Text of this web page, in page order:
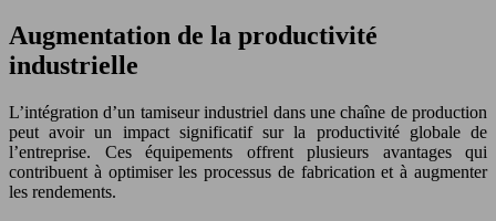
Augmentation de la productivité
industrielle
L’intégration d’un tamiseur industriel dans une chaîne de production
peut avoir un impact significatif sur la productivité globale de
l’entreprise. Ces équipements offrent plusieurs avantages qui
contribuent à optimiser les processus de fabrication et à augmenter
les rendements.